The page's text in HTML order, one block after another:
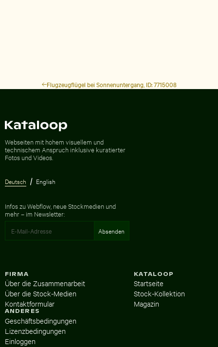
Flugzeugflügel bei Sonnenuntergang, ID: 7715008
Webseiten mit hohem visuellem und
technischem Anspruch inklusive kuratierter
Fotos und Videos.
Deutsch English
Infos zu Webflow, neue Stockmedien und
mehr – im Newsletter:
KATALOOP
Startseite
Stock-Kollektion
Magazin
FIRMA
Über die Zusammenarbeit
Über die Stock-Medien
Kontaktformular
ANDERES
Geschäftsbedingungen
Lizenzbedingungen
Einloggen